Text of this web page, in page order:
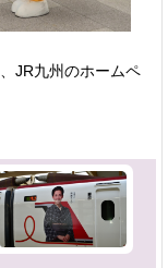
JR九州のホームペ